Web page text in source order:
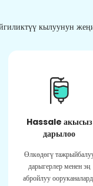
кылуунун
Hassale акысыз
дарылоо
Өлкөдөгү
дарыгерлер менен эң
абройлуу